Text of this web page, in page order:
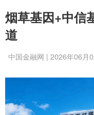
烟草基因+中信
道
中国金融网 | 2026年06月